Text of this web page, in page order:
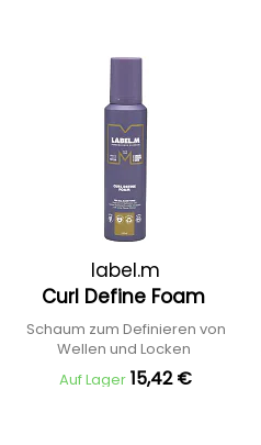
label.m
Curl Define Foam
Schaum zum Definieren von
Wellen und Locken
Auf Lager 15,42 €